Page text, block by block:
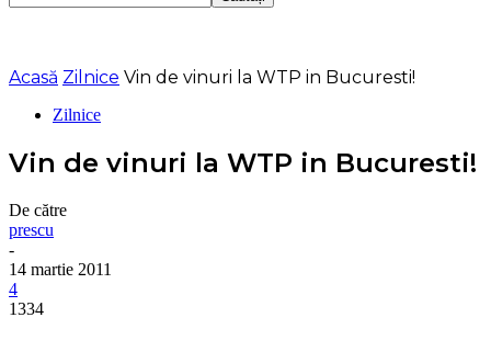
Acasă Zilnice Vin de vinuri la WTP in Bucuresti!
Zilnice
Vin de vinuri la WTP in Bucuresti!
De către
prescu
-
14 martie 2011
4
1334